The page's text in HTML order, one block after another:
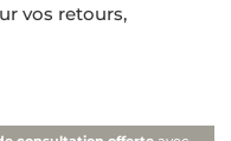
vos retours,